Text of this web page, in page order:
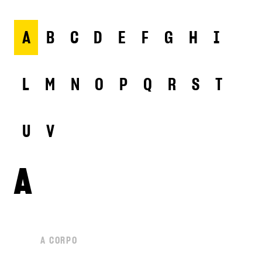
A B C D E F G H I
L M N O P Q R S T
U V
A
A CORPO